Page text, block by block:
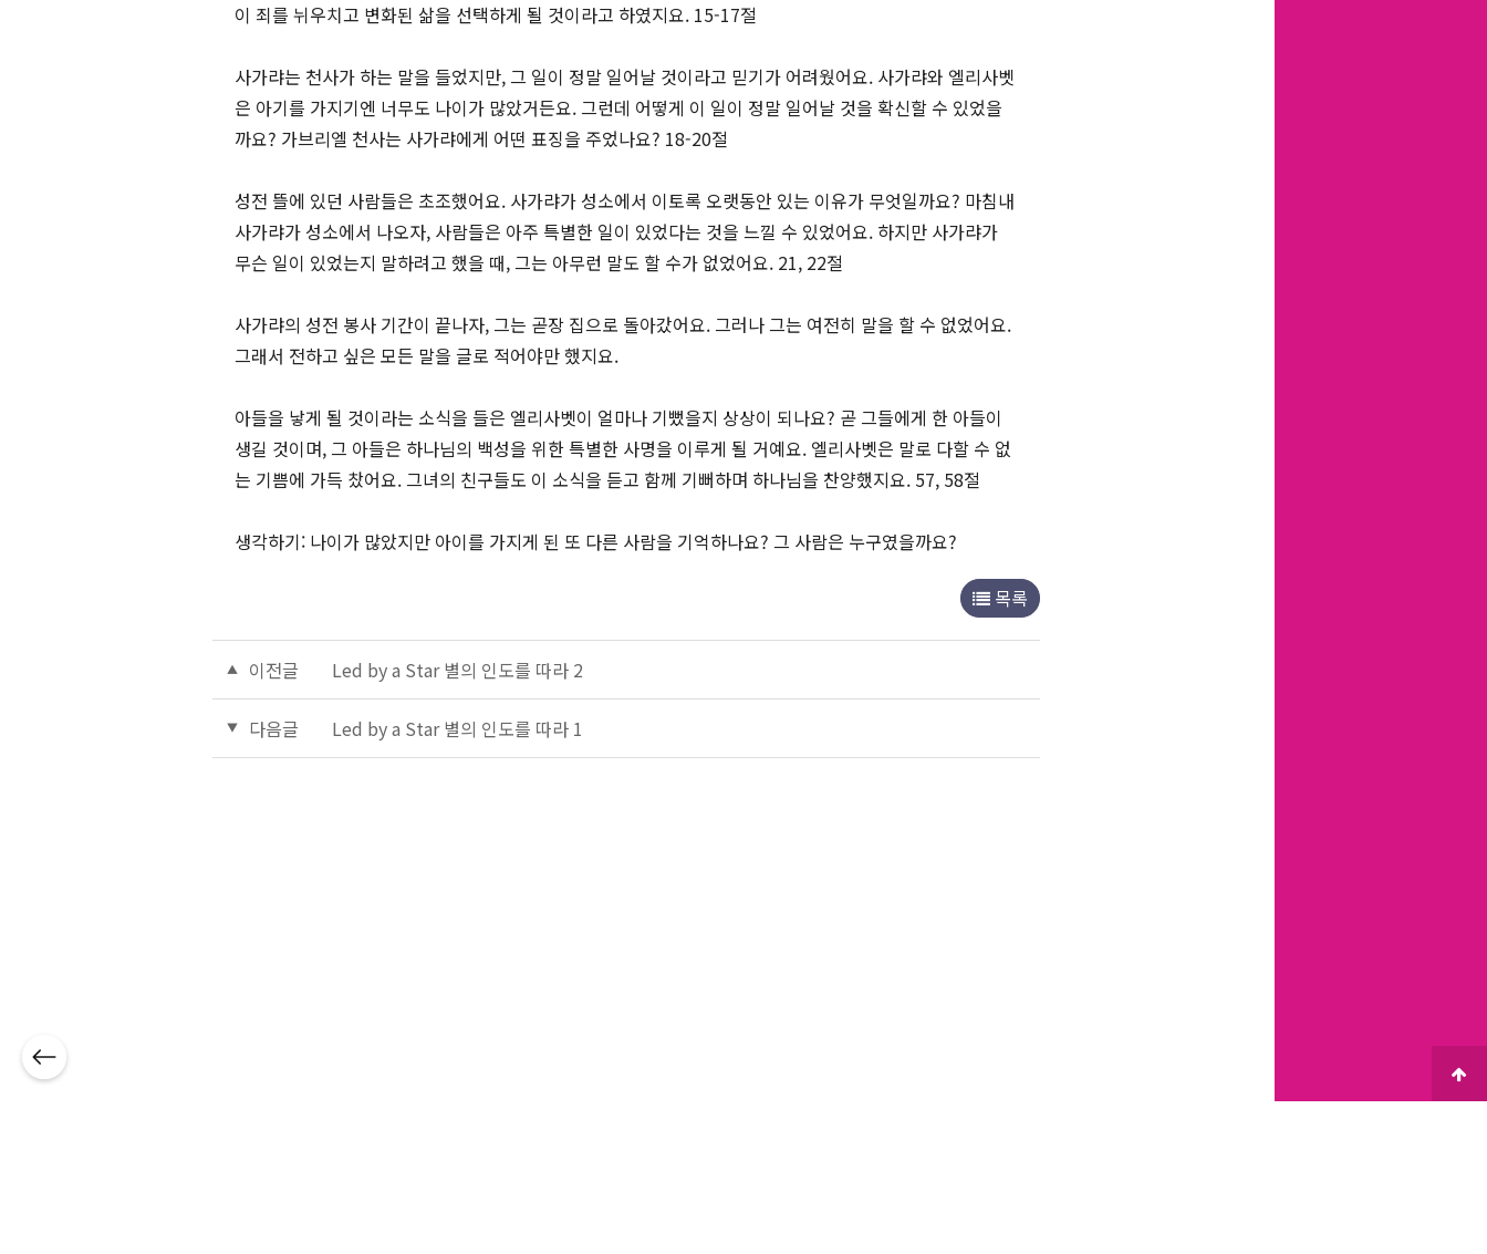
이 죄를 뉘우치고 변화된 삶을 선택하게 될 것이라고 하였지요. 15-17절
사가랴는 천사가 하는 말을 들었지만, 그 일이 정말 일어날 것이라고 믿기가 어려웠어요. 사가랴와 엘리사벳
은 아기를 가지기엔 너무도 나이가 많았거든요. 그런데 어떻게 이 일이 정말 일어날 것을 확신할 수 있었을
까요? 가브리엘 천사는 사가랴에게 어떤 표징을 주었나요? 18-20절
성전 뜰에 있던 사람들은 초조했어요. 사가랴가 성소에서 이토록 오랫동안 있는 이유가 무엇일까요? 마침내
사가랴가 성소에서 나오자, 사람들은 아주 특별한 일이 있었다는 것을 느낄 수 있었어요. 하지만 사가랴가
무슨 일이 있었는지 말하려고 했을 때, 그는 아무런 말도 할 수가 없었어요. 21, 22절
사가랴의 성전 봉사 기간이 끝나자, 그는 곧장 집으로 돌아갔어요. 그러나 그는 여전히 말을 할 수 없었어요.
그래서 전하고 싶은 모든 말을 글로 적어야만 했지요.
아들을 낳게 될 것이라는 소식을 들은 엘리사벳이 얼마나 기뻤을지 상상이 되나요? 곧 그들에게 한 아들이
생길 것이며, 그 아들은 하나님의 백성을 위한 특별한 사명을 이루게 될 거예요. 엘리사벳은 말로 다할 수 없
는 기쁨에 가득 찼어요. 그녀의 친구들도 이 소식을 듣고 함께 기뻐하며 하나님을 찬양했지요. 57, 58절
생각하기: 나이가 많았지만 아이를 가지게 된 또 다른 사람을 기억하나요? 그 사람은 누구였을까요?
목록
이전글 Led by a Star 별의 인도를 따라 2
다음글 Led by a Star 별의 인도를 따라 1